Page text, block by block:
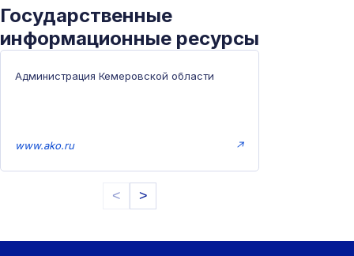
Государственные
информационные ресурсы
Администрация Кемеровской области
www.ako.ru ↗
< >